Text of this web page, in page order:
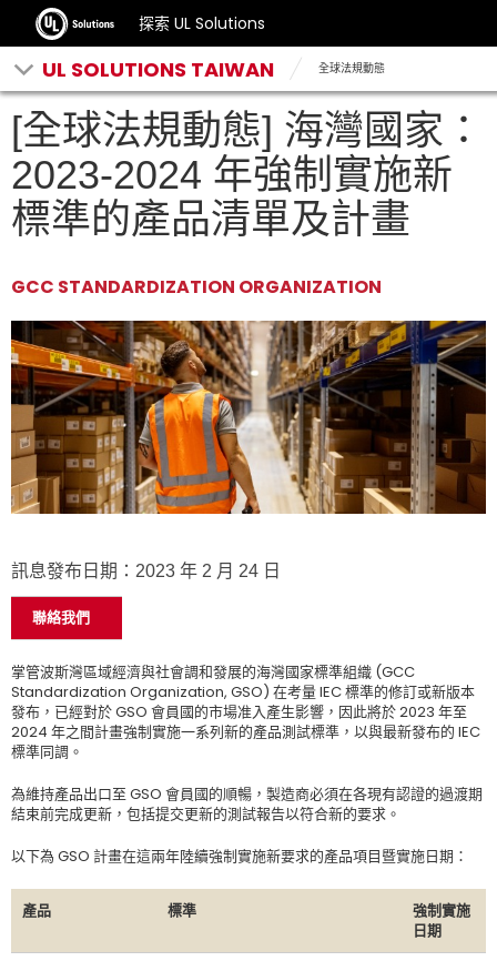
探索 UL Solutions
UL SOLUTIONS TAIWAN 全球法規動態
[全球法規動態] 海灣國家：
2023-2024 年強制實施新
標準的產品清單及計畫
GCC STANDARDIZATION ORGANIZATION
訊息發布日期：2023 年 2 月 24 日
聯絡我們
掌管波斯灣區域經濟與社會調和發展的海灣國家標準組織 (GCC
Standardization Organization, GSO) 在考量 IEC 標準的修訂或新版本
發布，已經對於 GSO 會員國的市場准入產生影響，因此將於 2023 年至
2024 年之間計畫強制實施一系列新的產品測試標準，以與最新發布的 IEC
標準同調。
為維持產品出口至 GSO 會員國的順暢，製造商必須在各現有認證的過渡期
結束前完成更新，包括提交更新的測試報告以符合新的要求。
以下為 GSO 計畫在這兩年陸續強制實施新要求的產品項目暨實施日期：
產品 標準
強制實施
日期